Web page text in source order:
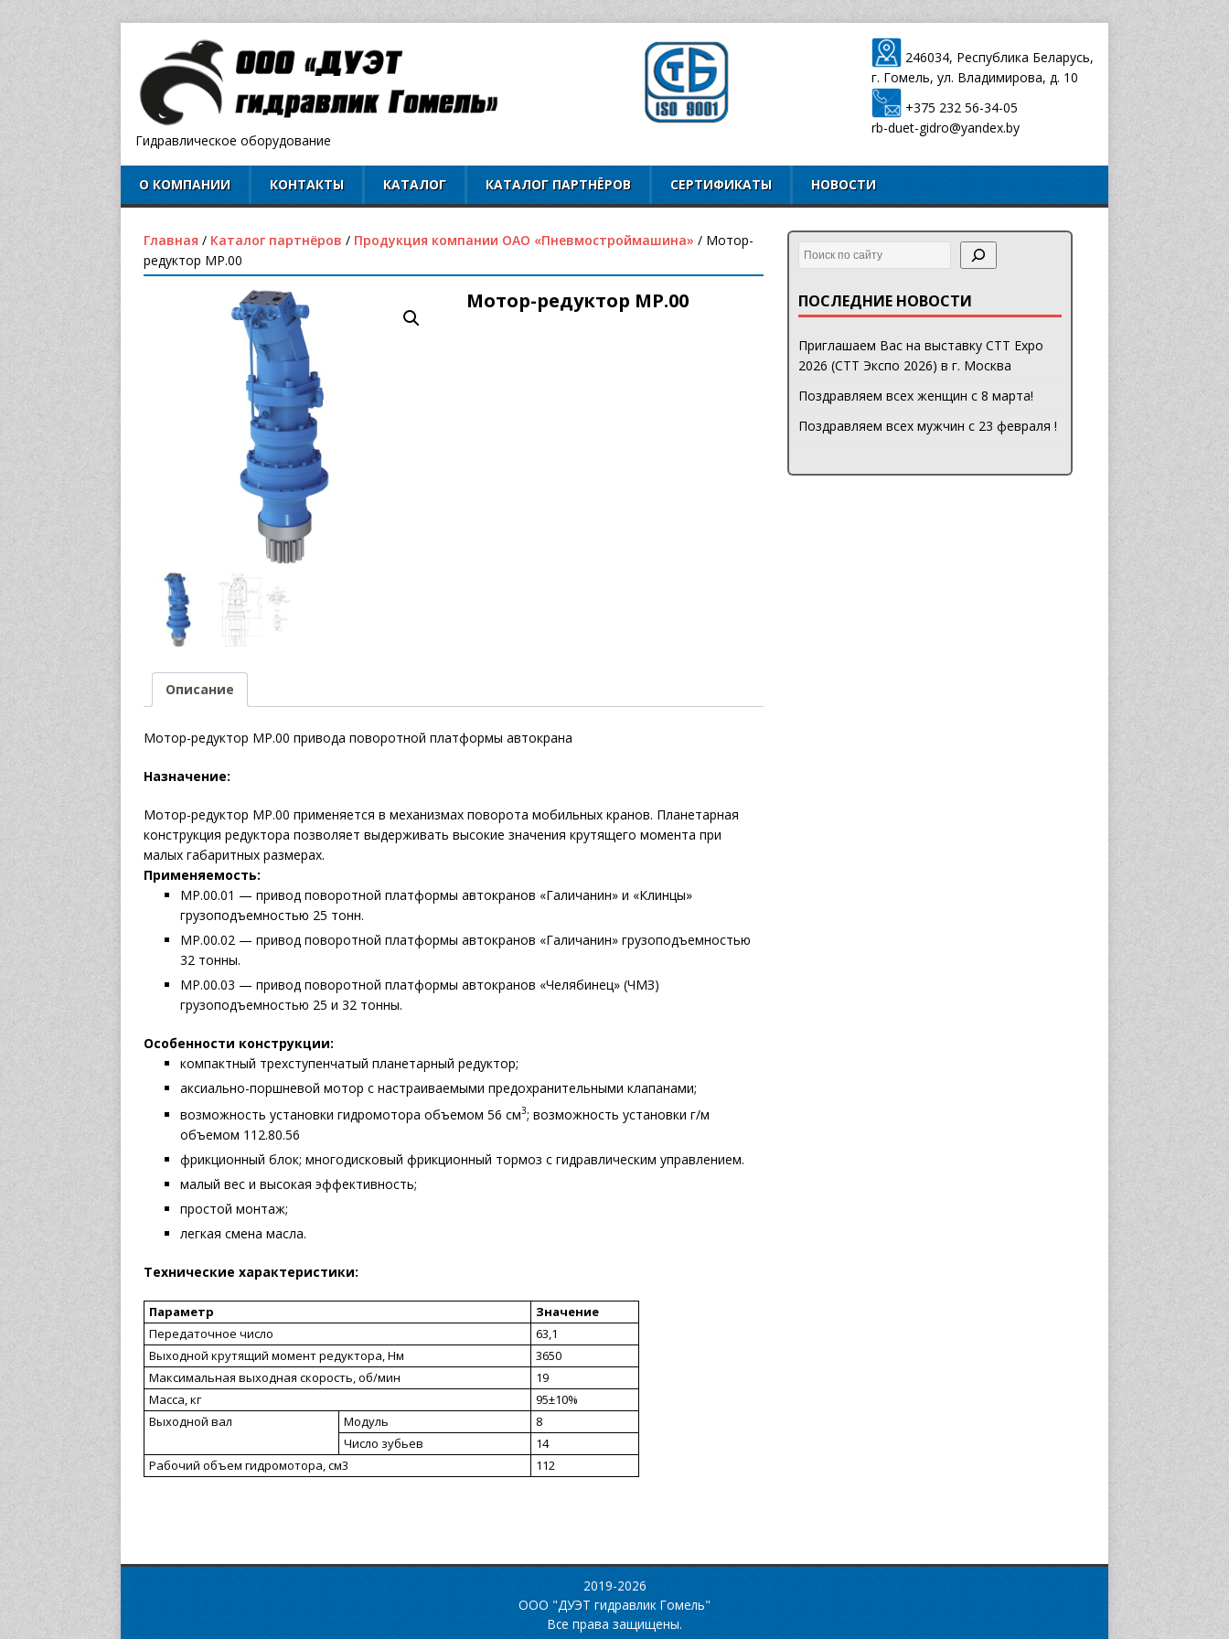
Гидравлическое оборудование
246034, Республика Беларусь,
г. Гомель, ул. Владимирова, д. 10
+375 232 56-34-05
rb-duet-gidro@yandex.by
О КОМПАНИИ КОНТАКТЫ КАТАЛОГ КАТАЛОГ ПАРТНЁРОВ СЕРТИФИКАТЫ НОВОСТИ
Главная / Каталог партнёров / Продукция компании ОАО «Пневмостроймашина» / Мотор-
редуктор MP.00
Мотор-редуктор MP.00
Описание
Мотор-редуктор МР.00 привода поворотной платформы автокрана
Назначение:
Мотор-редуктор МР.00 применяется в механизмах поворота мобильных кранов. Планетарная
конструкция редуктора позволяет выдерживать высокие значения крутящего момента при
малых габаритных размерах.
Применяемость:
МР.00.01 — привод поворотной платформы автокранов «Галичанин» и «Клинцы»
грузоподъемностью 25 тонн.
МР.00.02 — привод поворотной платформы автокранов «Галичанин» грузоподъемностью
32 тонны.
МР.00.03 — привод поворотной платформы автокранов «Челябинец» (ЧМЗ)
грузоподъемностью 25 и 32 тонны.
Особенности конструкции:
компактный трехступенчатый планетарный редуктор;
аксиально-поршневой мотор с настраиваемыми предохранительными клапанами;
возможность установки гидромотора объемом 56 см3; возможность установки г/м
объемом 112.80.56
фрикционный блок; многодисковый фрикционный тормоз с гидравлическим управлением.
малый вес и высокая эффективность;
простой монтаж;
легкая смена масла.
Технические характеристики:
Параметр
Значение
Передаточное число
63,1
Выходной крутящий момент редуктора, Нм
3650
Максимальная выходная скорость, об/мин
19
Масса, кг
95±10%
Выходной вал
Модуль
8
Число зубьев
14
Рабочий объем гидромотора, см3
112
ПОСЛЕДНИЕ НОВОСТИ
Приглашаем Вас на выставку CTT Expo
2026 (СТТ Экспо 2026) в г. Москва
Поздравляем всех женщин с 8 марта!
Поздравляем всех мужчин с 23 февраля !
2019-2026
ООО "ДУЭТ гидравлик Гомель"
Все права защищены.